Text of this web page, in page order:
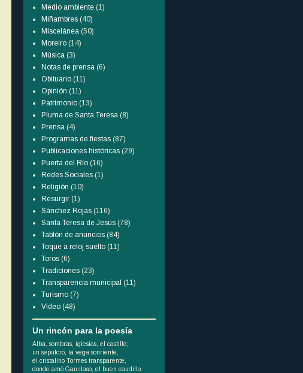
Medio ambiente (1)
Miñambres (40)
Miscelánea (50)
Moreiro (14)
Música (3)
Notas de prensa (6)
Obituario (11)
Opinión (11)
Patrimonio (13)
Pluma de Santa Teresa (8)
Prensa (4)
Programas de fiestas (87)
Publicaciones históricas (29)
Puerta del Río (16)
Redes Sociales (1)
Religión (10)
Resurgir (1)
Sánchez Rojas (116)
Santa Teresa de Jesús (78)
Tablón de anuncios (84)
Toque a reloj suelto (11)
Toros (6)
Tradiciones (23)
Transparencia municipal (11)
Turismo (7)
Video (48)
Un rincón para la poesía
Alba, sombras, iglesias, el castillo;
un sepulcro, la vega sonriente,
el cristalino Tormes transparente,
donde amó Garcilaso, el buen caudillo.